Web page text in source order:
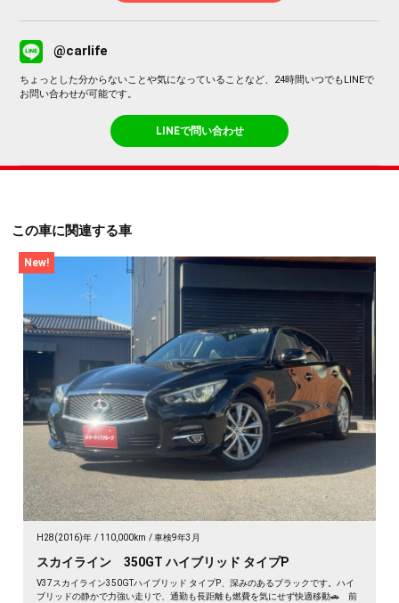
@carlife
ちょっとした分からないことや気になっていることなど、24時間いつでもLINEで
お問い合わせが可能です。
LINEで問い合わせ
この車に関連する車
New!
H28(2016)年 110,000km 車検9年3月
スカイライン 350GT ハイブリッド タイプP
V37スカイライン350GTハイブリッド タイプP、深みのあるブラックです。ハイ
ブリッドの静かで力強い走りで、通勤も長距離も燃費を気にせず快適移動🚗 前